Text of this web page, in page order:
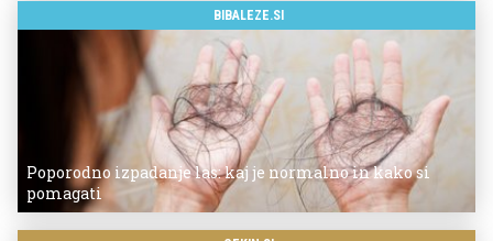
BIBALEZE.SI
Poporodno izpadanje las: kaj je normalno in kako si
pomagati